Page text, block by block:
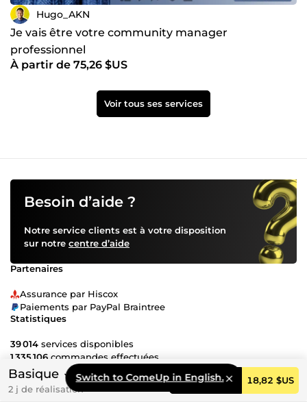
Basique
2 j de réalisation
Commander 18,82 $US
Hugo_AKN
Je vais être votre community manager
professionnel
À partir de 75,26 $US
Voir tous ses services
Switch to ComeUp in English.
Besoin d’aide ?
Notre service clients est à votre disposition
sur notre centre d’aide
Partenaires
Assurance par Hiscox
Paiements par PayPal Braintree
Statistiques
39 014 services disponibles
1 335 106 commandes effectuées
99 %d’avis positifs
Services
Freelances